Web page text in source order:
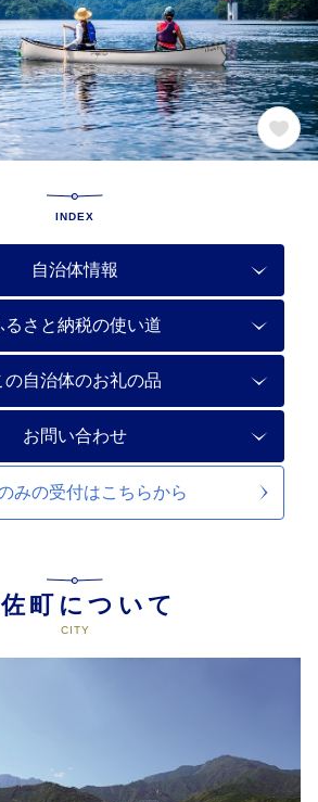
INDEX
自治体情報
るさと納税の使い道
の自治体のお礼の品
お問い合わせ
みの受付はこちらから
町について